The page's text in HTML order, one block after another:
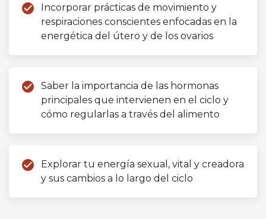
check_circle
Incorporar prácticas de movimiento y
respiraciones conscientes enfocadas en la
energética del útero y de los ovarios
check_circle
Saber la importancia de las hormonas
principales que intervienen en el ciclo y
cómo regularlas a través del alimento
check_circle
Explorar tu energía sexual, vital y creadora
y sus cambios a lo largo del ciclo